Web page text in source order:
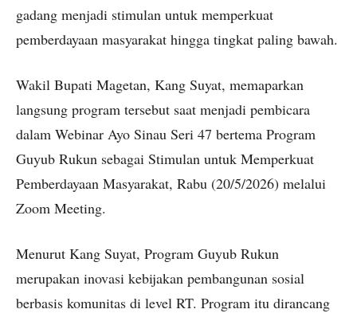
gadang menjadi stimulan untuk memperkuat
pemberdayaan masyarakat hingga tingkat paling bawah.
Wakil Bupati Magetan, Kang Suyat, memaparkan
langsung program tersebut saat menjadi pembicara
dalam Webinar Ayo Sinau Seri 47 bertema Program
Guyub Rukun sebagai Stimulan untuk Memperkuat
Pemberdayaan Masyarakat, Rabu (20/5/2026) melalui
Zoom Meeting.
Menurut Kang Suyat, Program Guyub Rukun
merupakan inovasi kebijakan pembangunan sosial
berbasis komunitas di level RT. Program itu dirancang